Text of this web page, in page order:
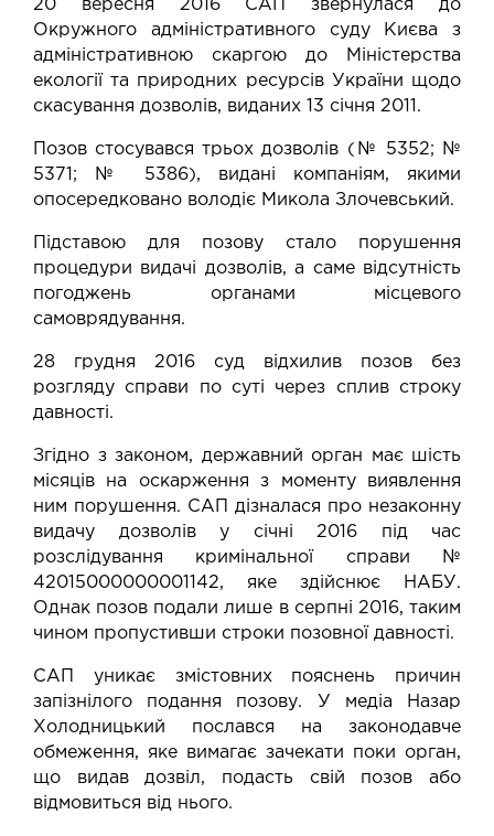
20 вересня 2016 САП звернулася до
Окружного адміністративного суду Києва з
адміністративною скаргою до Міністерства
екології та природних ресурсів України щодо
скасування дозволів, виданих 13 січня 2011.
Позов стосувався трьох дозволів (№ 5352; №
5371; № 5386), видані компаніям, якими
опосередковано володіє Микола Злочевський.
Підставою для позову стало порушення
процедури видачі дозволів, а саме відсутність
погоджень органами місцевого
самоврядування.
28 грудня 2016 суд відхилив позов без
розгляду справи по суті через сплив строку
давності.
Згідно з законом, державний орган має шість
місяців на оскарження з моменту виявлення
ним порушення. САП дізналася про незаконну
видачу дозволів у січні 2016 під час
розслідування кримінальної справи №
42015000000001142, яке здійснює НАБУ.
Однак позов подали лише в серпні 2016, таким
чином пропустивши строки позовної давності.
САП уникає змістовних пояснень причин
запізнілого подання позову. У медіа Назар
Холодницький послався на законодавче
обмеження, яке вимагає зачекати поки орган,
що видав дозвіл, подасть свій позов або
відмовиться від нього.